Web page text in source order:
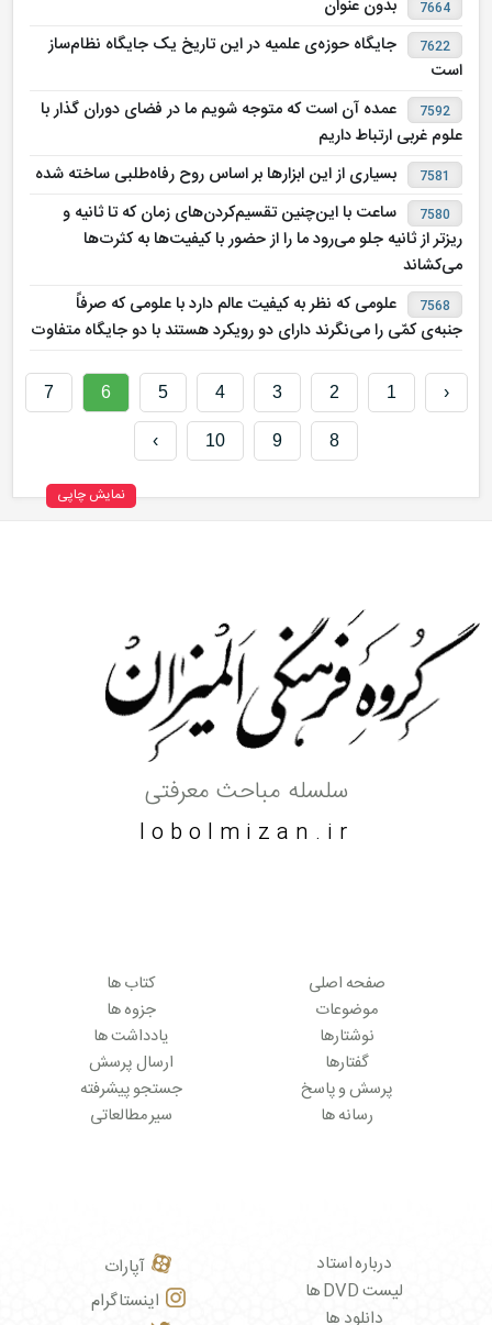
7664 بدون عنوان
7622
جایگاه حوزه‌ی علمیه در این تاریخ یک جایگاه نظام‌ساز
است
7592
عمده آن است که متوجه شویم ما در فضای دوران گذار با
علوم غربی ارتباط داریم
7581 بسیاری از این ابزارها بر اساس روح رفاه‌طلبی ساخته شده
7580
ساعت با این‌چنین تقسیم‌کردن‌های زمان که تا ثانیه و
ریزتر از ثانیه جلو می‌رود ما را از حضور با کیفیت‌ها به کثرت‌ها
می‌کشاند
7568
علومی که نظر به کیفیت عالم دارد با علومی که صرفاً
جنبه‌ی کمّی را می‌نگرند دارای دو رویکرد هستند با دو جایگاه متفاوت
‹
1
2
3
4
5
6
7
8
9
10
›
نمایش چاپی
سلسله مباحث معرفتی
lobolmizan.ir
صفحه اصلی
موضوعات
نوشتارها
گفتارها
پرسش و پاسخ
رسانه ها
کتاب ها
جزوه ها
یادداشت ها
ارسال پرسش
جستجو پیشرفته
سیر مطالعاتی
درباره استاد
لیست DVD ها
دانلود ها
آپارات
اینستاگرام